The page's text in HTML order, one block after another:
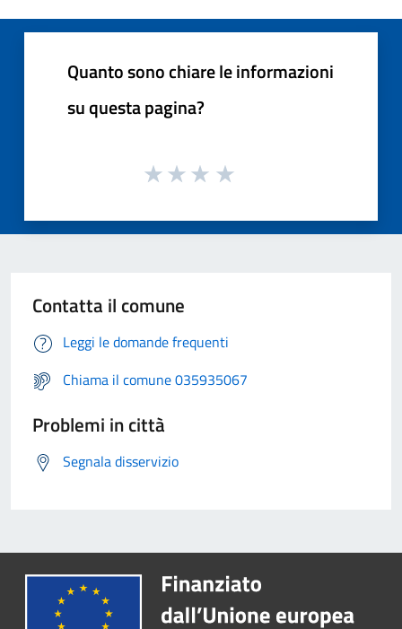
Quanto sono chiare le informazioni
su questa pagina?
Contatta il comune
Leggi le domande frequenti
Chiama il comune 035935067
Problemi in città
Segnala disservizio